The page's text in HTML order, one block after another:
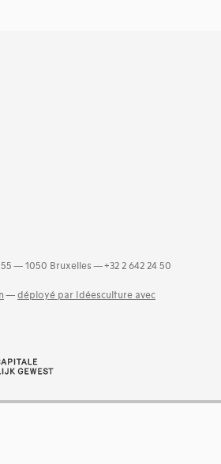
— 1050 Bruxelles — +32 2 642 24 50
— déployé par Idéesculture avec